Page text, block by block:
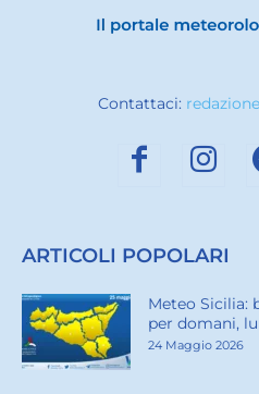
Contattaci:
ARTICOLI POPOLARI
Meteo Sicilia:
per domani,
24 Maggio 2026